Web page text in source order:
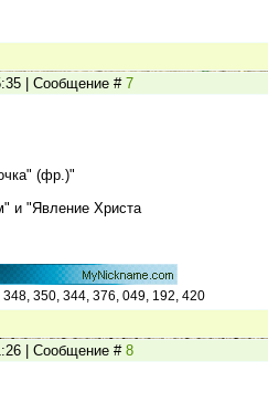
| Сообщение # 7
(фр.)"
и "Явление Христа
350, 344, 376, 049, 192, 420
| Сообщение # 8